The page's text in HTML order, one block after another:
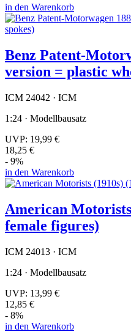
in den Warenkorb
Benz Patent-
version = plastic
ICM 24042 · ICM
1:24 · Modellbausatz
UVP: 19,99 €
18,25 €
- 9%
in den Warenkorb
American
female figures)
ICM 24013 · ICM
1:24 · Modellbausatz
UVP: 13,99 €
12,85 €
- 8%
in den Warenkorb